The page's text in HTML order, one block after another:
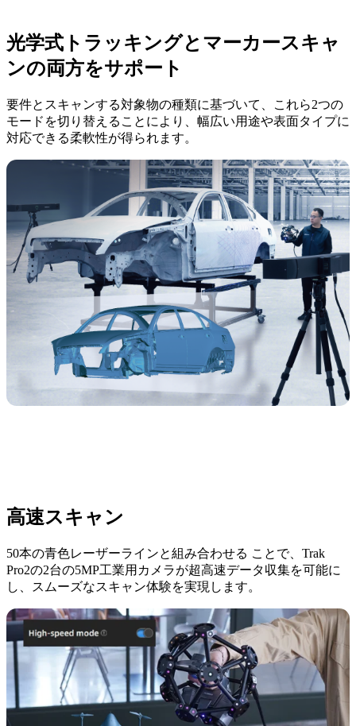
光学式トラッキングとマーカースキャ
ンの両方をサポート
要件とスキャンする対象物の種類に基づいて、これら2つの
モードを切り替えることにより、幅広い用途や表面タイプに
対応できる柔軟性が得られます。
高速スキャン
50本の青色レーザーラインと組み合わせる ことで、Trak
Pro2の2台の5MP工業用カメラが超高速データ収集を可能に
し、スムーズなスキャン体験を実現します。